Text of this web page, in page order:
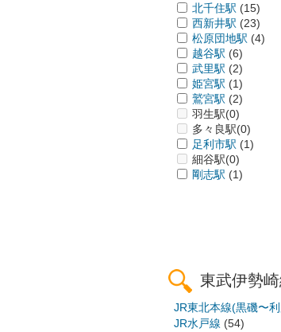
北千住駅 (15)
西新井駅 (23)
松原団地駅 (4)
越谷駅 (6)
武里駅 (2)
姫宮駅 (1)
鷲宮駅 (2)
羽生駅(0)
多々良駅(0)
足利市駅 (1)
細谷駅(0)
剛志駅 (1)
東武伊勢
JR東北本線(黒磯〜利
JR水戸線 (54)